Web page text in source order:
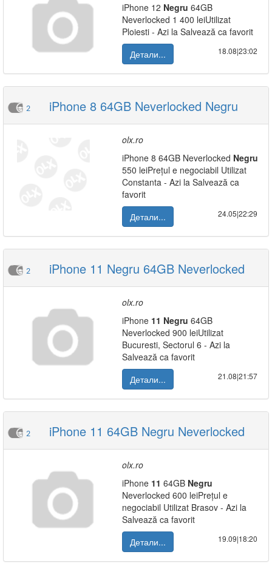
iPhone 12 Negru 64GB
Neverlocked 1 400 leiUtilizat
Ploiesti - Azi la Salvează ca favorit
Детали...
18.08|23:02
2 iPhone 8 64GB Neverlocked Negru
olx.ro
iPhone 8 64GB Neverlocked Negru
550 leiPrețul e negociabil Utilizat
Constanta - Azi la Salvează ca
favorit
Детали...
24.05|22:29
2 iPhone 11 Negru 64GB Neverlocked
olx.ro
iPhone 11 Negru 64GB
Neverlocked 900 leiUtilizat
Bucuresti, Sectorul 6 - Azi la
Salvează ca favorit
Детали...
21.08|21:57
2 iPhone 11 64GB Negru Neverlocked
olx.ro
iPhone 11 64GB Negru
Neverlocked 600 leiPrețul e
negociabil Utilizat Brasov - Azi la
Salvează ca favorit
Детали...
19.09|18:20